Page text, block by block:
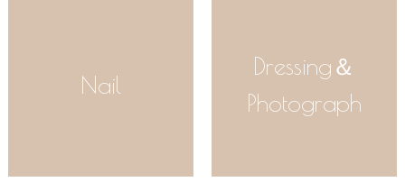
Nail
Dressing＆
Photograph